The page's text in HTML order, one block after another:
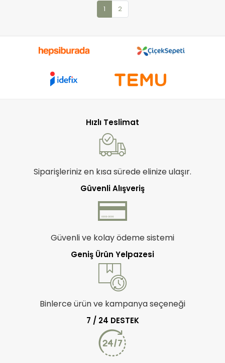
1 2
Hızlı Teslimat
Siparişleriniz en kısa sürede elinize ulaşır.
Güvenli Alışveriş
Güvenli ve kolay ödeme sistemi
Geniş Ürün Yelpazesi
Binlerce ürün ve kampanya seçeneği
7 / 24 DESTEK